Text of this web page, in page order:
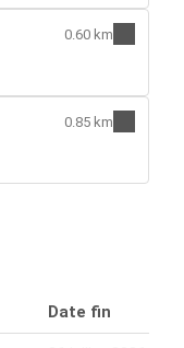
0.60 km
0.85 km
Date fin